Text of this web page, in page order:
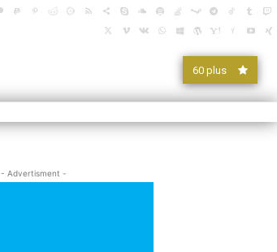
60 plus
- Advertisment -